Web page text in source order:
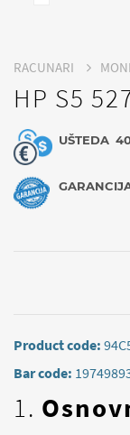
RACUNARI
HP S5
UŠTEDA
Product code:
Bar code:
1.